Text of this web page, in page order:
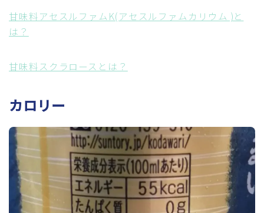
甘味料アセスルファムK(アセスルファムカリウム )と
は？
甘味料スクラロースとは？
カロリー